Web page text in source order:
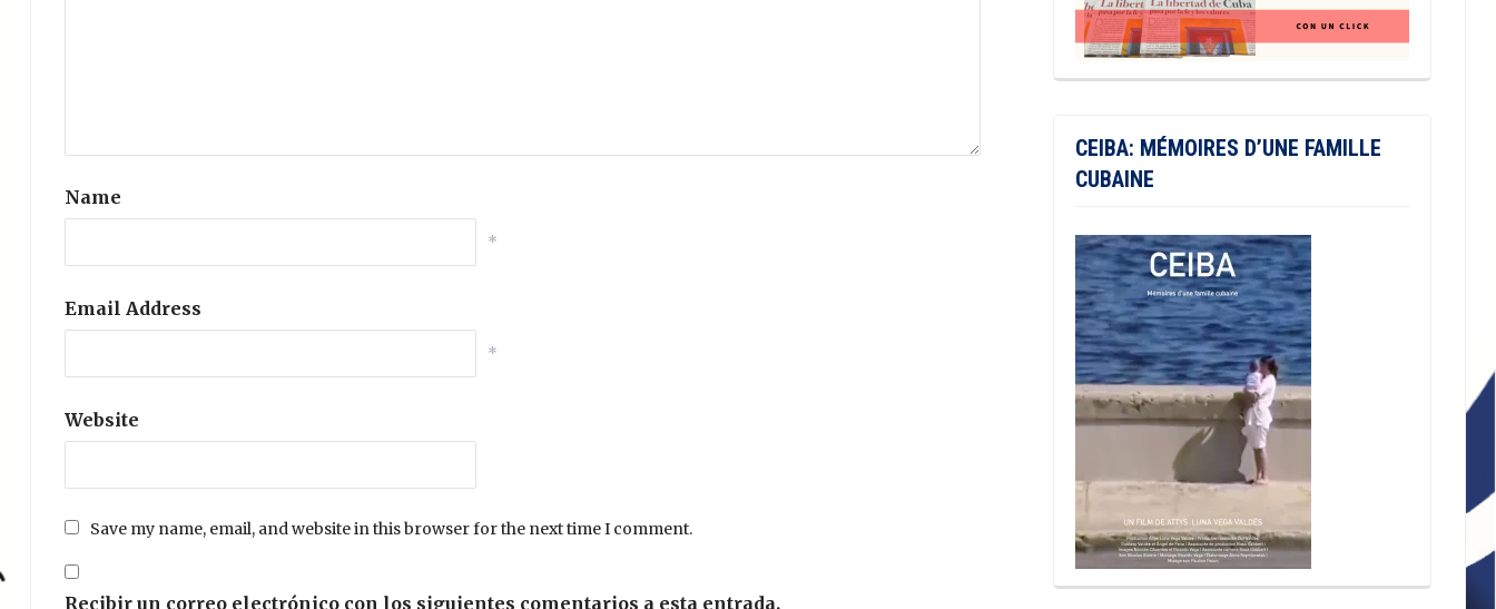
Name
*
Email Address
*
Website
Save my name, email, and website in this browser for the next time I comment.
Recibir un correo electrónico con los siguientes comentarios a esta entrada.
CEIBA: MÉMOIRES D’UNE FAMILLE
CUBAINE